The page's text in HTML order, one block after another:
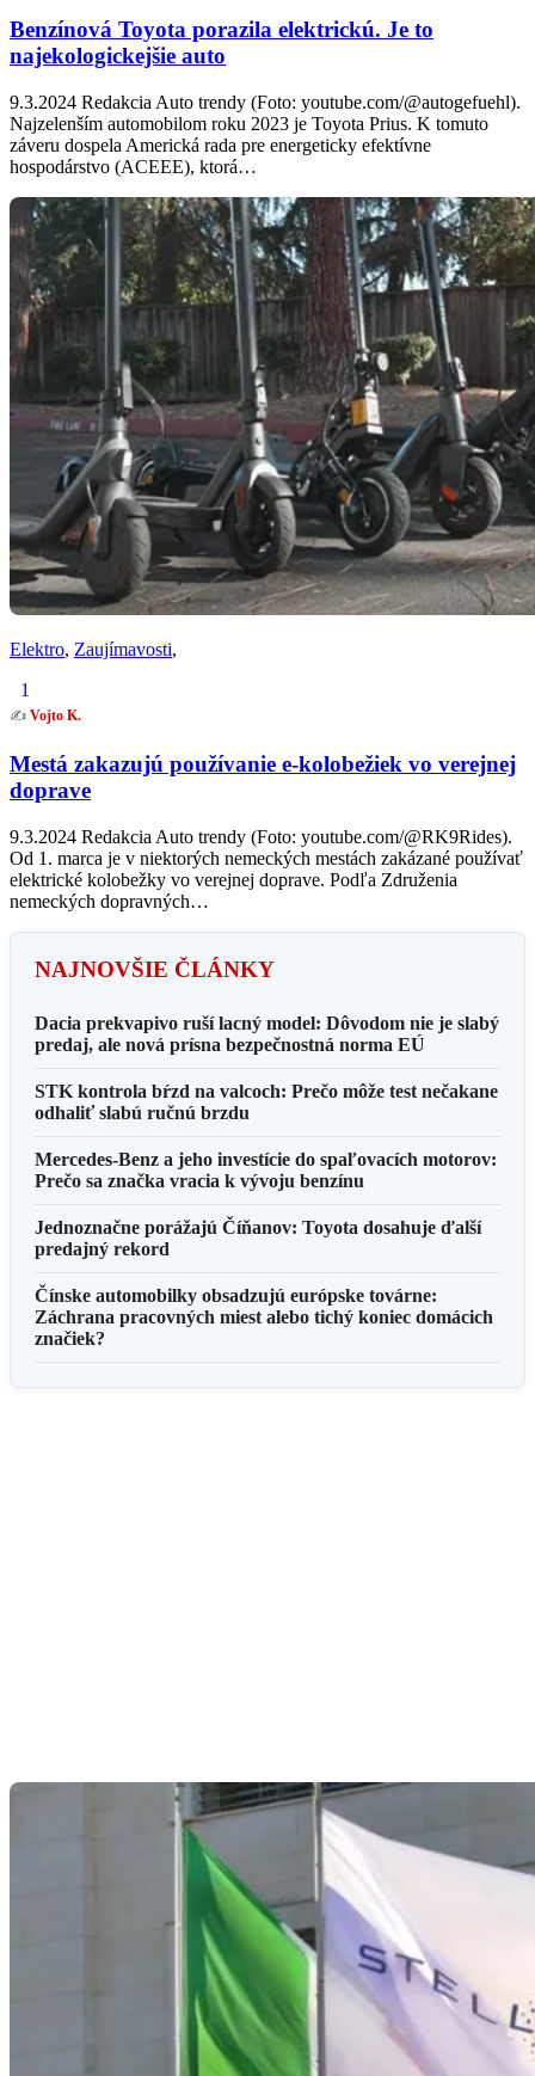
Benzínová Toyota porazila elektrickú. Je to
najekologickejšie auto
9.3.2024 Redakcia Auto trendy (Foto: youtube.com/@autogefuehl).
Najzelenším automobilom roku 2023 je Toyota Prius. K tomuto
záveru dospela Americká rada pre energeticky efektívne
hospodárstvo (ACEEE), ktorá…
Elektro, Zaujímavosti,
1
✍️ Vojto K.
Mestá zakazujú používanie e-kolobežiek vo verejnej
doprave
9.3.2024 Redakcia Auto trendy (Foto: youtube.com/@RK9Rides).
Od 1. marca je v niektorých nemeckých mestách zakázané používať
elektrické kolobežky vo verejnej doprave. Podľa Združenia
nemeckých dopravných…
NAJNOVŠIE ČLÁNKY
Dacia prekvapivo ruší lacný model: Dôvodom nie je slabý
predaj, ale nová prísna bezpečnostná norma EÚ
STK kontrola bŕzd na valcoch: Prečo môže test nečakane
odhaliť slabú ručnú brzdu
Mercedes-Benz a jeho investície do spaľovacích motorov:
Prečo sa značka vracia k vývoju benzínu
Jednoznačne porážajú Číňanov: Toyota dosahuje ďalší
predajný rekord
Čínske automobilky obsadzujú európske továrne:
Záchrana pracovných miest alebo tichý koniec domácich
značiek?